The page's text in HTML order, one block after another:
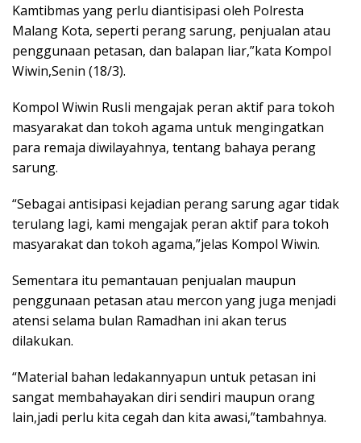
Kamtibmas yang perlu diantisipasi oleh Polresta
Malang Kota, seperti perang sarung, penjualan atau
penggunaan petasan, dan balapan liar,”kata Kompol
Wiwin,Senin (18/3).
Kompol Wiwin Rusli mengajak peran aktif para tokoh
masyarakat dan tokoh agama untuk mengingatkan
para remaja diwilayahnya, tentang bahaya perang
sarung.
“Sebagai antisipasi kejadian perang sarung agar tidak
terulang lagi, kami mengajak peran aktif para tokoh
masyarakat dan tokoh agama,”jelas Kompol Wiwin.
Sementara itu pemantauan penjualan maupun
penggunaan petasan atau mercon yang juga menjadi
atensi selama bulan Ramadhan ini akan terus
dilakukan.
“Material bahan ledakannyapun untuk petasan ini
sangat membahayakan diri sendiri maupun orang
lain,jadi perlu kita cegah dan kita awasi,”tambahnya.